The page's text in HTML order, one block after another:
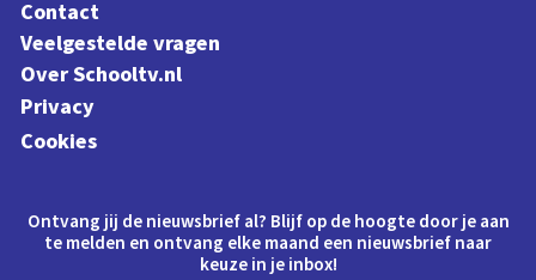
Contact
Veelgestelde vragen
Over Schooltv.nl
Privacy
Cookies
Ontvang jij de nieuwsbrief al? Blijf op de hoogte door je aan
te melden en ontvang elke maand een nieuwsbrief naar
keuze in je inbox!